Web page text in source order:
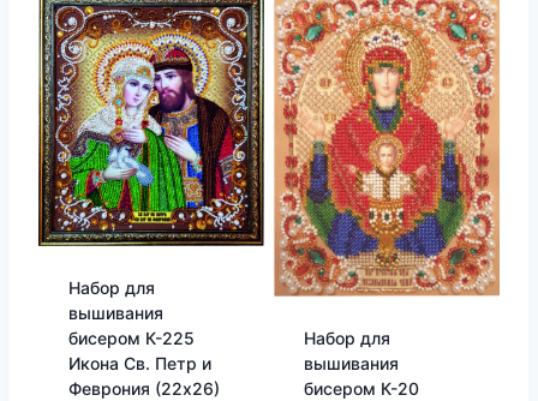
Набор для
вышивания
бисером К-225
Икона Св. Петр и
Феврония (22х26)
Набор для
вышивания
бисером К-20